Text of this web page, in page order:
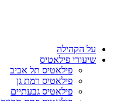
על הקהילה
שיעורי פילאטיס
פילאטיס תל אביב
פילאטיס רמת גן
פילאטיס גבעתיים